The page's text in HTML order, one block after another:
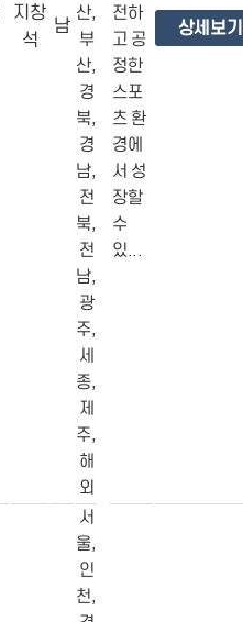
지창
석
남
산,
부
산,
경
북,
경
남,
전
북,
전
남,
광
주,
세
종,
제
주,
해
외
전하
고 공
정한
스포
츠 환
경에
서 성
장할
수
있...
상세보기
서
울,
인
천,